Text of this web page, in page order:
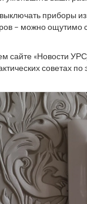
приборы
– можно ощутимо
сайте «Новости
советах